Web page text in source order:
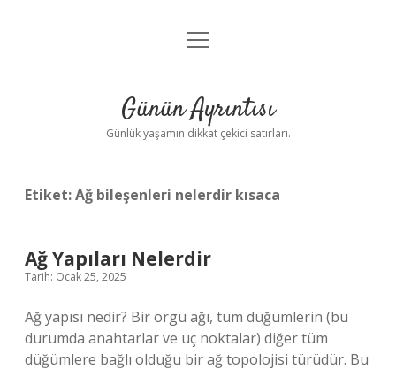
Anasayfa
Yasal Uyarı
menüyü
Günün Ayrıntısı
Günlük yaşamın dikkat çekici satırları.
Etiket:Ağ bileşenleri nelerdir kısaca
Ağ Yapıları Nelerdir
Tarih: Ocak 25, 2025
Ağ yapısı nedir? Bir örgü ağı, tüm düğümlerin (bu
durumda anahtarlar ve uç noktalar) diğer tüm
düğümlere bağlı olduğu bir ağ topolojisi türüdür. Bu